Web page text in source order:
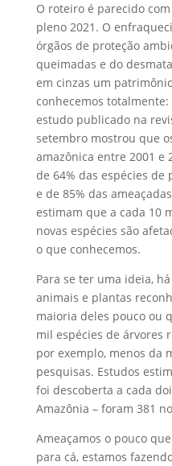
O roteiro é parecido
pleno 2021. O
órgãos de proteção
queimadas e do
em cinzas um
conhecemos
estudo publicado na
setembro mostrou que
amazônica entre 2001
de 64% das espécies
e de 85% das
estimam que a cada 10
novas espécies são
o que conhecemos.
Para se ter uma ideia,
animais e plantas
maioria deles pouco ou
mil espécies de árvores
por exemplo, menos da
pesquisas. Estudos
foi descoberta a cada
Amazônia – foram 381
Ameaçamos o pouco
para cá, estamos